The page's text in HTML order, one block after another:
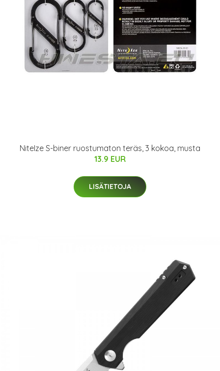
NiteIze S-biner ruostumaton teräs, 3 kokoa, musta
13.9 EUR
LISÄTIETOJA